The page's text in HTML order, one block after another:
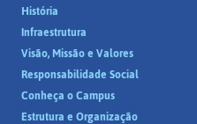
História
Infraestrutura
Visão, Missão e Valores
Responsabilidade Social
Conheça o Campus
Estrutura e Organização